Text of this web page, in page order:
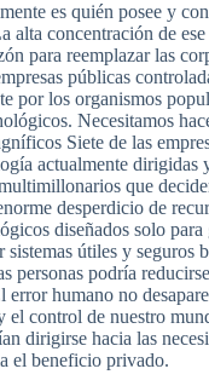
es quién posee y
alta concentración de
para reemplazar las
públicas
por los organismos
Necesitamos
Siete de las
actualmente dirigidas
que
desperdicio de
diseñados solo para
sistemas útiles y seguros
personas podría reducirse
error humano no
el control de nuestro
dirigirse hacia las
el beneficio privado.